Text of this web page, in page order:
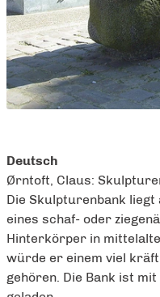
Deutsch
Ørntoft, Claus:
Die Skulpturenbank
eines schaf- oder
Hinterkörper in
würde er einem viel
gehören. Die Bank ist